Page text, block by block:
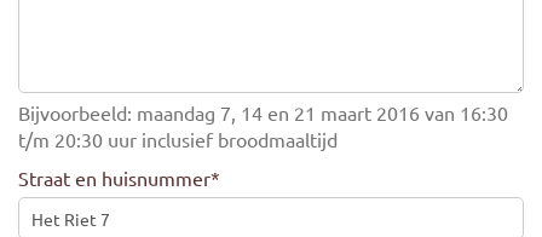
Bijvoorbeeld: maandag 7, 14 en 21 maart 2016 van 16:30
t/m 20:30 uur inclusief broodmaaltijd
Straat en huisnummer*